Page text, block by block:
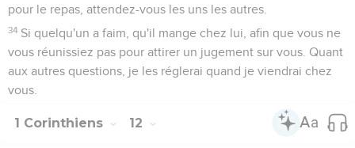
pour le repas, attendez-vous les uns les autres.
34 Si quelqu'un a faim, qu'il mange chez lui, afin que vous ne
vous réunissiez pas pour attirer un jugement sur vous. Quant
aux autres questions, je les réglerai quand je viendrai chez
vous.
1 Corinthiens 12